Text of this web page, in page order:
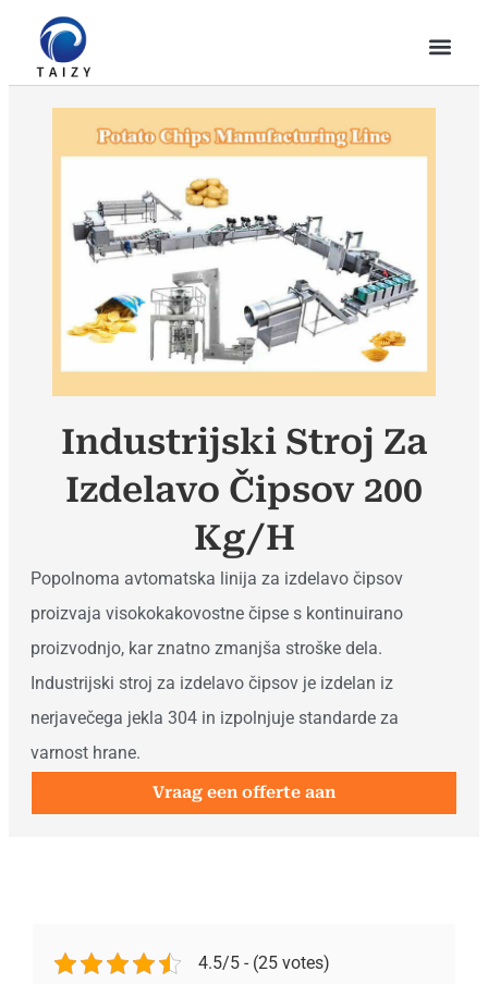
Industrijski Stroj Za
Izdelavo Čipsov 200
Kg/h
Popolnoma avtomatska linija za izdelavo čipsov
proizvaja visokokakovostne čipse s kontinuirano
proizvodnjo, kar znatno zmanjša stroške dela.
Industrijski stroj za izdelavo čipsov je izdelan iz
nerjavečega jekla 304 in izpolnjuje standarde za
varnost hrane.
Vraag een offerte aan
4.5/5 - (25 votes)